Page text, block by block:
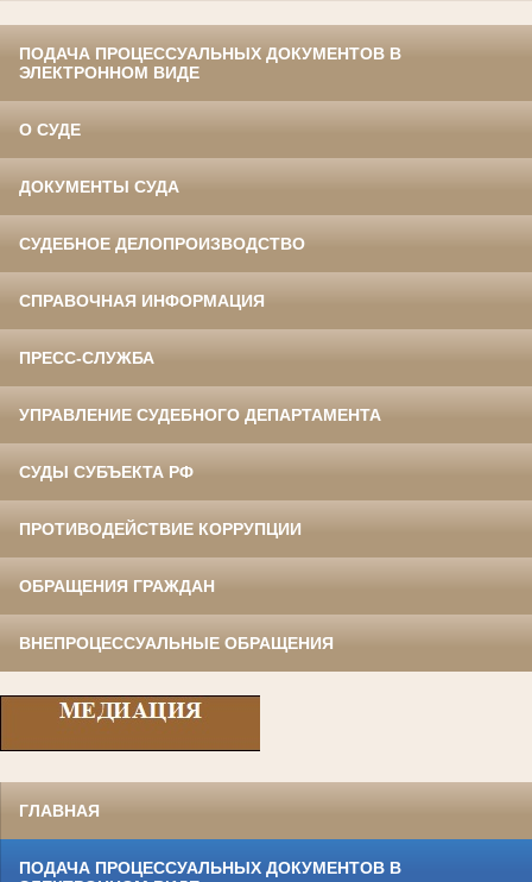
ПОДАЧА ПРОЦЕССУАЛЬНЫХ ДОКУМЕНТОВ В
ЭЛЕКТРОННОМ ВИДЕ
О СУДЕ
ДОКУМЕНТЫ СУДА
СУДЕБНОЕ ДЕЛОПРОИЗВОДСТВО
СПРАВОЧНАЯ ИНФОРМАЦИЯ
ПРЕСС-СЛУЖБА
УПРАВЛЕНИЕ СУДЕБНОГО ДЕПАРТАМЕНТА
СУДЫ СУБЪЕКТА РФ
ПРОТИВОДЕЙСТВИЕ КОРРУПЦИИ
ОБРАЩЕНИЯ ГРАЖДАН
ВНЕПРОЦЕССУАЛЬНЫЕ ОБРАЩЕНИЯ
ГЛАВНАЯ
ПОДАЧА ПРОЦЕССУАЛЬНЫХ ДОКУМЕНТОВ В